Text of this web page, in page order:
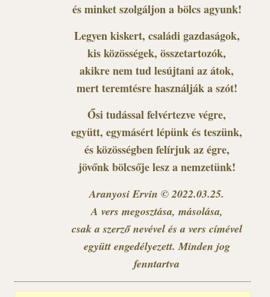
és minket szolgáljon a bölcs agyunk!
Legyen kiskert, családi gazdaságok,
kis közösségek, összetartozók,
akikre nem tud lesújtani az átok,
mert teremtésre használják a szót!
Ősi tudással felvértezve végre,
együtt, egymásért lépünk és teszünk,
és közösségben felírjuk az égre,
jövőnk bölcsője lesz a nemzetünk!
Aranyosi Ervin © 2022.03.25.
A vers megosztása, másolása,
csak a szerző nevével és a vers címével
együtt engedélyezett. Minden jog
fenntartva